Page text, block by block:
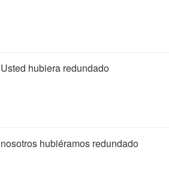
Usted hubiera redundado
nosotros hubiéramos redundado